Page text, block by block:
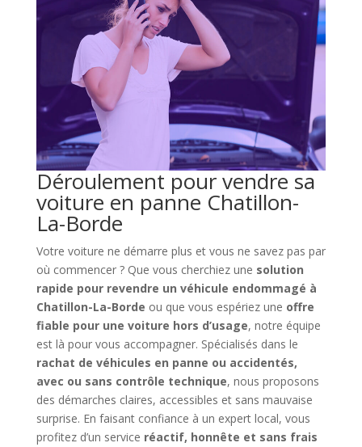
Déroulement pour vendre sa
voiture en panne Chatillon-
La-Borde
Votre voiture ne démarre plus et vous ne savez pas par
où commencer ? Que vous cherchiez une solution
rapide pour revendre un véhicule endommagé à
Chatillon-La-Borde ou que vous espériez une offre
fiable pour une voiture hors d’usage, notre équipe
est là pour vous accompagner. Spécialisés dans le
rachat de véhicules en panne ou accidentés,
avec ou sans contrôle technique, nous proposons
des démarches claires, accessibles et sans mauvaise
surprise. En faisant confiance à un expert local, vous
profitez d’un service réactif, honnête et sans frais